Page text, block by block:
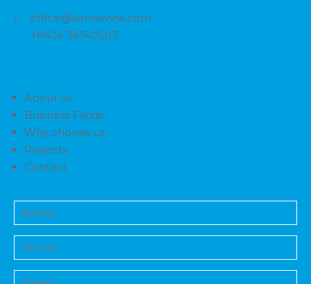
office@kansaivina.com
+8424 36740503
About us
Business Fields
Why choose us
Projects
Contact